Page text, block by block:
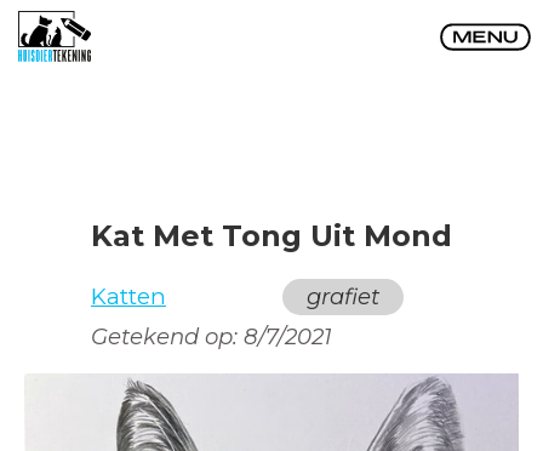
Kat Met Tong Uit Mond
Katten
grafiet
Getekend op: 8/7/2021